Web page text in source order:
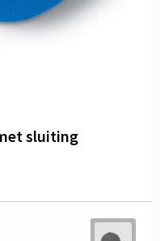
sluiting